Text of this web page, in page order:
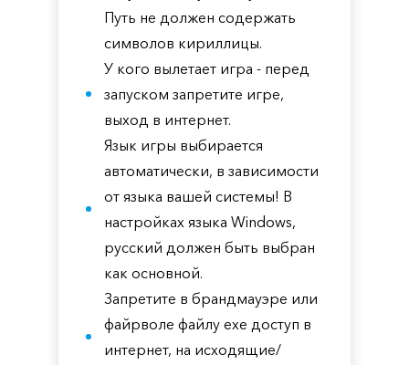
Путь не должен содержать
символов кириллицы.
У кого вылетает игра - перед
запуском запретите игре,
выход в интернет.
Язык игры выбирается
автоматически, в зависимости
от языка вашей системы! В
настройках языка Windows,
русский должен быть выбран
как основной.
Запретите в брандмауэре или
файрволе файлу exe доступ в
интернет, на исходящие/